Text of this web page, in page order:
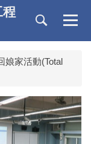
程
娘家活動(Total